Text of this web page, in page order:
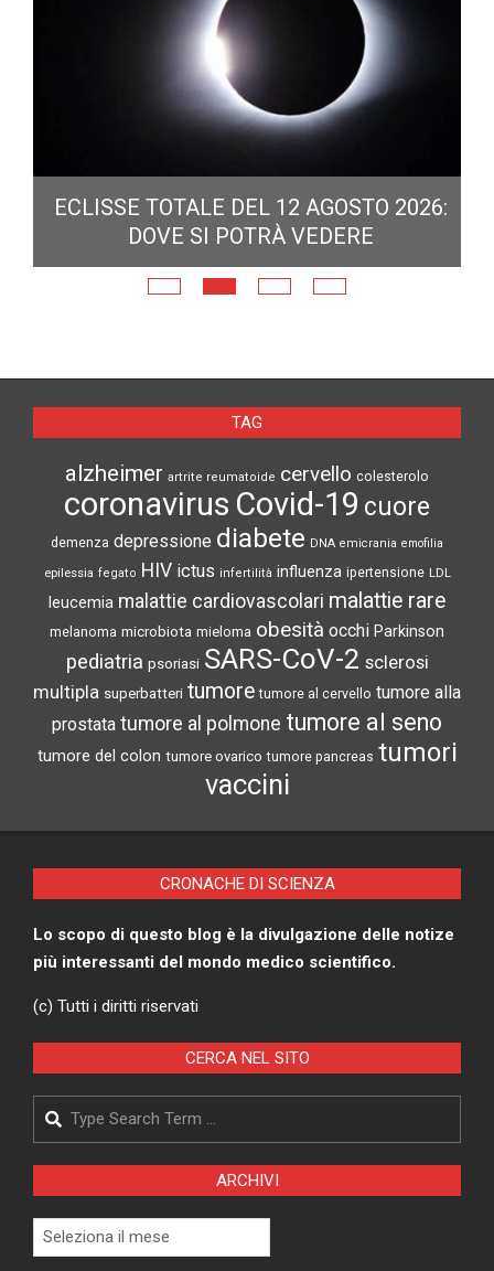
ECLISSE TOTALE DEL 12 AGOSTO 2026:
DOVE SI POTRÀ VEDERE
TAG
alzheimer artrite reumatoide cervello colesterolo
coronavirus Covid-19 cuore
demenza depressione diabete DNA emicrania emofilia
epilessia fegato HIV ictus infertilità influenza ipertensione LDL
leucemia malattie cardiovascolari malattie rare
melanoma microbiota mieloma obesità occhi Parkinson
pediatria psoriasi SARS-CoV-2 sclerosi
multipla superbatteri tumore tumore al cervello tumore alla
prostata tumore al polmone tumore al seno
tumore del colon tumore ovarico tumore pancreas tumori
vaccini
CRONACHE DI SCIENZA
Lo scopo di questo blog è la divulgazione delle notize
più interessanti del mondo medico scientifico.
(c) Tutti i diritti riservati
CERCA NEL SITO
Search
ARCHIVI
Archivi